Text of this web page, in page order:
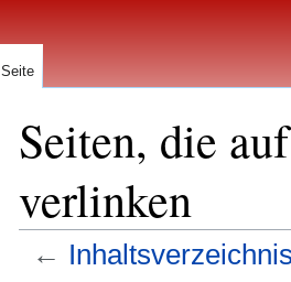
Seiten, die
verlinken
←
Seite